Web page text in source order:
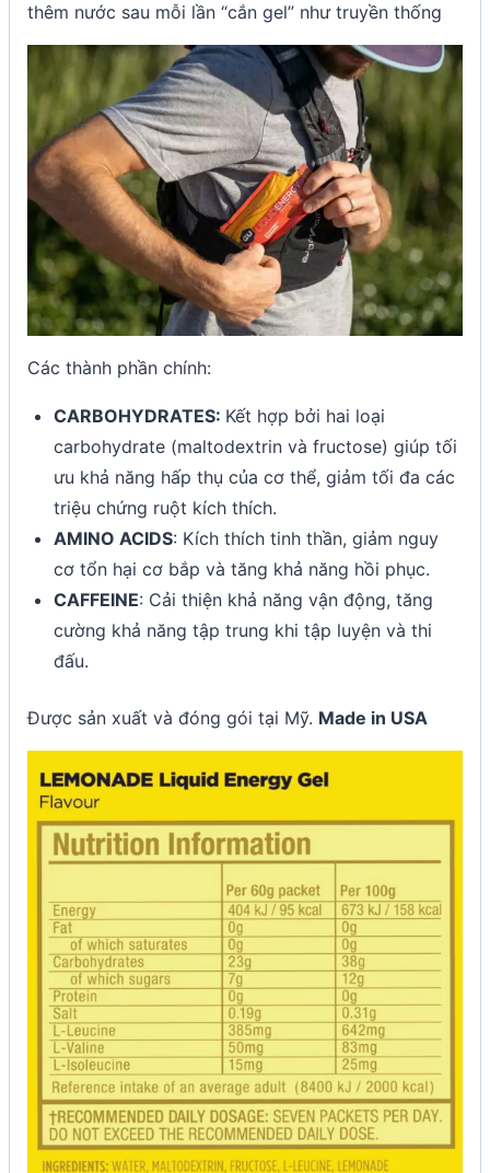
thêm nước sau mỗi lần “cắn gel” như truyền thống
Các thành phần chính:
CARBOHYDRATES: Kết hợp bởi hai loại
carbohydrate (maltodextrin và fructose) giúp tối
ưu khả năng hấp thụ của cơ thể, giảm tối đa các
triệu chứng ruột kích thích.
AMINO ACIDS: Kích thích tinh thần, giảm nguy
cơ tổn hại cơ bắp và tăng khả năng hồi phục.
CAFFEINE: Cải thiện khả năng vận động, tăng
cường khả năng tập trung khi tập luyện và thi
đấu.
Được sản xuất và đóng gói tại Mỹ. Made in USA